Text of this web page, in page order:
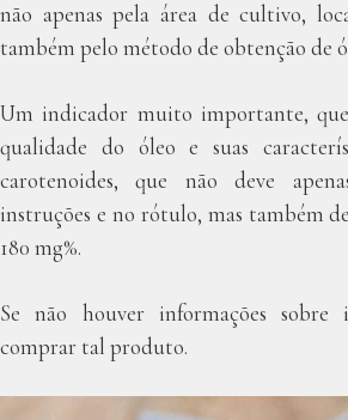
não apenas pela área de cultivo,
também pelo método de obtenção de
Um indicador muito importante,
qualidade do óleo e suas
carotenoides, que não deve
instruções e no rótulo, mas também
180 mg%.
Se não houver informações sobre
comprar tal produto.